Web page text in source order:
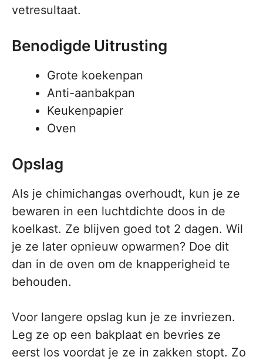
vetresultaat.
Benodigde Uitrusting
Grote koekenpan
Anti-aanbakpan
Keukenpapier
Oven
Opslag
Als je chimichangas overhoudt, kun je ze
bewaren in een luchtdichte doos in de
koelkast. Ze blijven goed tot 2 dagen. Wil
je ze later opnieuw opwarmen? Doe dit
dan in de oven om de knapperigheid te
behouden.
Voor langere opslag kun je ze invriezen.
Leg ze op een bakplaat en bevries ze
eerst los voordat je ze in zakken stopt. Zo